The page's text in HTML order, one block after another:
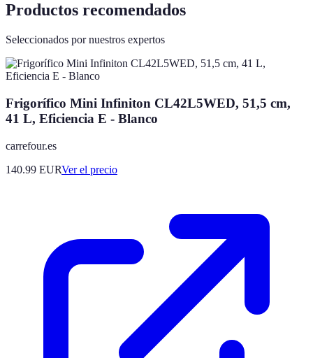
Productos recomendados
Seleccionados por nuestros expertos
Frigorífico Mini Infiniton CL42L5WED, 51,5 cm,
41 L, Eficiencia E - Blanco
carrefour.es
140.99 EURVer el precio